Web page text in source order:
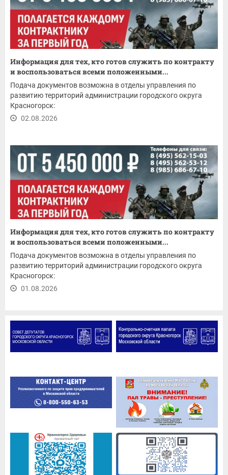
Информация для тех, кто готов служить по контракту
и воспользоваться всеми положенными...
Подача документов возможна в отделы управления по
развитию территорий администрации городского округа
Красногорск:
02.08.2026
Информация для тех, кто готов служить по контракту
и воспользоваться всеми положенными...
Подача документов возможна в отделы управления по
развитию территорий администрации городского округа
Красногорск:
01.08.2026